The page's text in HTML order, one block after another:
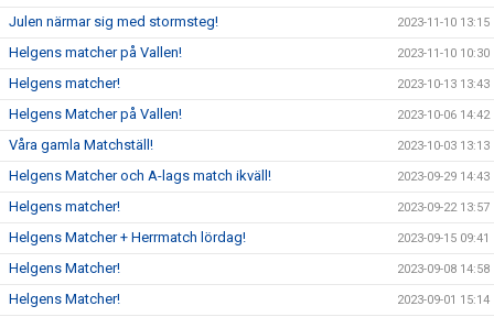
Julen närmar sig med stormsteg! 2023-11-10 13:15
Helgens matcher på Vallen! 2023-11-10 10:30
Helgens matcher! 2023-10-13 13:43
Helgens Matcher på Vallen! 2023-10-06 14:42
Våra gamla Matchställ! 2023-10-03 13:13
Helgens Matcher och A-lags match ikväll! 2023-09-29 14:43
Helgens matcher! 2023-09-22 13:57
Helgens Matcher + Herrmatch lördag! 2023-09-15 09:41
Helgens Matcher! 2023-09-08 14:58
Helgens Matcher! 2023-09-01 15:14